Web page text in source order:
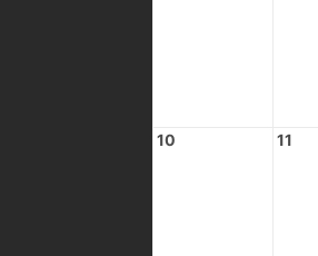
10 11